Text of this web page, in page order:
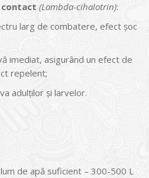
contact (Lambda-cihalotrin):
larg de combatere, efect șoc
imediat, asigurând un efect de
repelent;
adulților și larvelor.
de apă suficient – 300-500 L